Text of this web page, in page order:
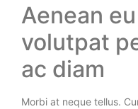
Aenean
volutpat
ac diam
Morbi at neque tellus.